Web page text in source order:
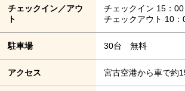
チェックイン／アウ
ト
チェックイン 15：
チェックアウト 10：
駐車場 30台 無料
アクセス 宮古空港から車で約